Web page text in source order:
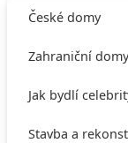
České domy
Zahraniční domy
Jak bydlí
Stavba a